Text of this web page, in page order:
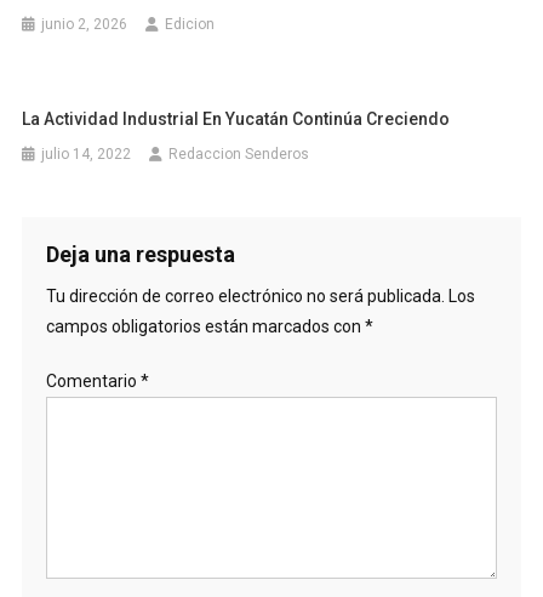
junio 2, 2026 Edicion
La Actividad Industrial En Yucatán Continúa Creciendo
julio 14, 2022 Redaccion Senderos
Deja una respuesta
Tu dirección de correo electrónico no será publicada. Los
campos obligatorios están marcados con *
Comentario *